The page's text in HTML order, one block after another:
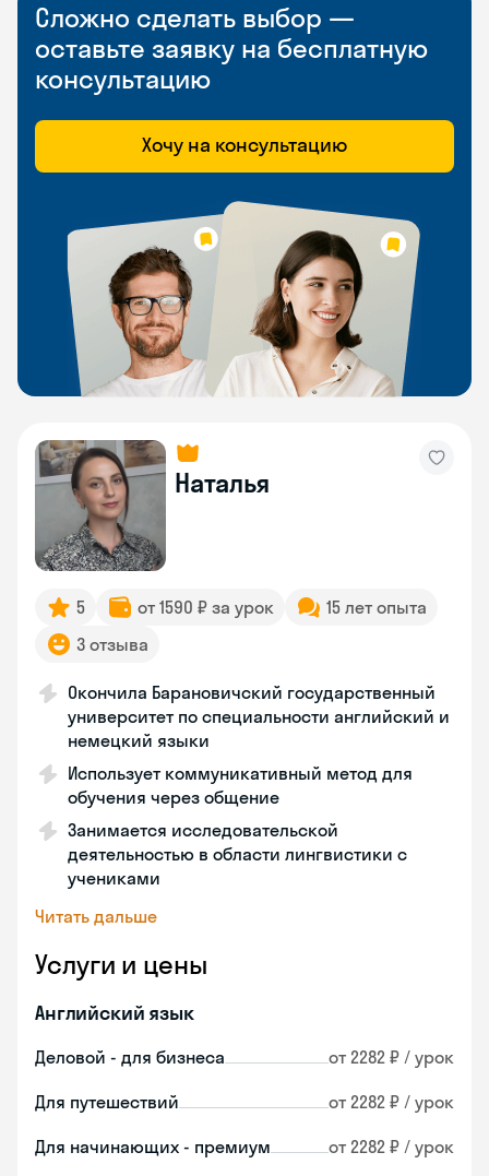
Сложно сделать выбор —
оставьте заявку на бесплатную
консультацию
Хочу на консультацию
Наталья
5 от 1590 ₽ за урок
15 лет опыта
3 отзыва
Окончила Барановичский государственный
университет по специальности английский и
немецкий языки
Использует коммуникативный метод для
обучения через общение
Занимается исследовательской
деятельностью в области лингвистики с
учениками
Читать дальше
Услуги и цены
Английский язык
Деловой - для бизнеса от 2282 ₽ / урок
Для путешествий от 2282 ₽ / урок
Для начинающих - премиум от 2282 ₽ / урок